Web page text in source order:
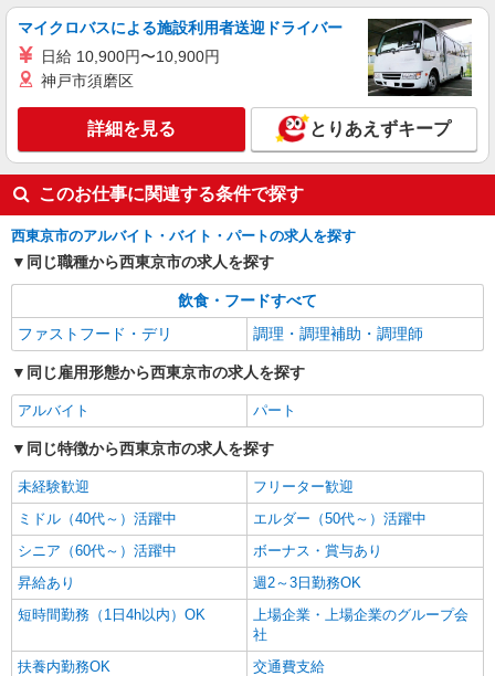
祝日 時給1,260円以上
東京都西東京市富士町5-2-12
キープ 詳細を見る
パート
株式会社HITOWA フードサービスカンパニー
福祉施設での調理補助【アルバイト・パート】
時給1,250円以上 ※経験によりスタート時給は
変動します。 ※AP評価制度：あり 年1回の評価
により時給を見直します。 ※アルバイト賞与（寸
志）：あり 年2回。勤続年数により金額UP。
イリーゼ武蔵境 （東京都西東京市新町3丁目5-
キープ 詳細を見る
マイクロバスによる施設利用者送迎ドライバー
日給 10,900円〜10,900円
神戸市須磨区
詳細を見る とりあえずキープ
このお仕事に関連する条件で探す
西東京市のアルバイト・バイト・パートの求人を探す
同じ職種から西東京市の求人を探す
飲食・フードすべて
ファストフード・デリ
調理・調理補助・調理師
同じ雇用形態から西東京市の求人を探す
アルバイト パート
同じ特徴から西東京市の求人を探す
未経験歓迎
フリーター歓迎
ミドル（40代～）活躍中
エルダー（50代～）活躍中
シニア（60代～）活躍中
ボーナス・賞与あり
昇給あり
週2～3日勤務OK
短時間勤務（1日4h以内）OK
上場企業・上場企業のグループ会
社
扶養内勤務OK
交通費支給